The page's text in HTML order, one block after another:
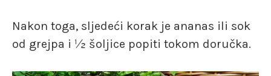
Nakon toga, sljedeći korak je ananas ili sok
od grejpa i ½ šoljice popiti tokom doručka.